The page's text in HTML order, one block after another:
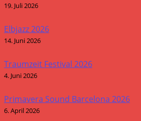
19. Juli 2026
Elbjazz 2026
14. Juni 2026
Traumzeit Festival 2026
4. Juni 2026
Primavera Sound Barcelona 2026
6. April 2026